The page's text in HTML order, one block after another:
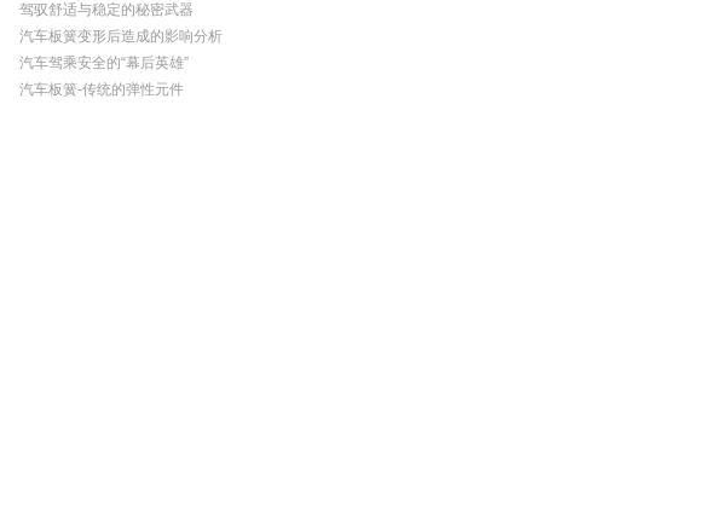
驾驭舒适与稳定的秘密武器
汽车板簧变形后造成的影响分析
汽车驾乘安全的“幕后英雄”
汽车板簧-传统的弹性元件